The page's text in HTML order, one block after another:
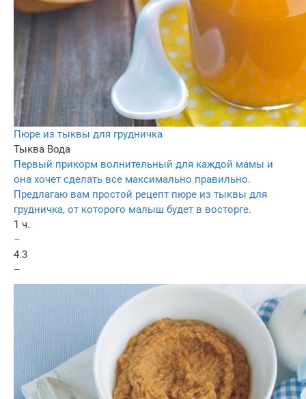
Пюре из тыквы для грудничка
Тыква Вода
Первый прикорм волнительный для каждой мамы и
она хочет сделать все максимально правильно.
Предлагаю вам простой рецепт пюре из тыквы для
грудничка, от которого малыш будет в восторге.
1 ч.
–
4.3
–